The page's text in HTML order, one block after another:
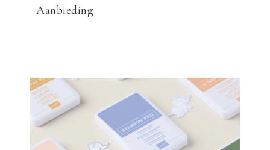
Aanbieding